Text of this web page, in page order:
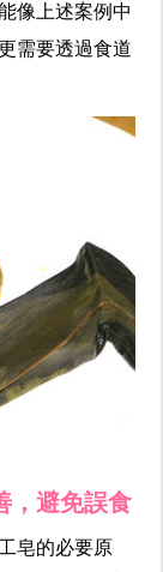
像上述案例中
需要透過食道
，避免誤食
皂的必要原